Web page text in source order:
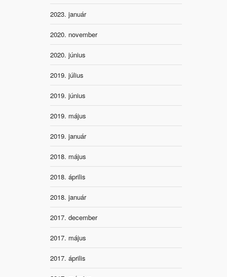
2023. január
2020. november
2020. június
2019. július
2019. június
2019. május
2019. január
2018. május
2018. április
2018. január
2017. december
2017. május
2017. április